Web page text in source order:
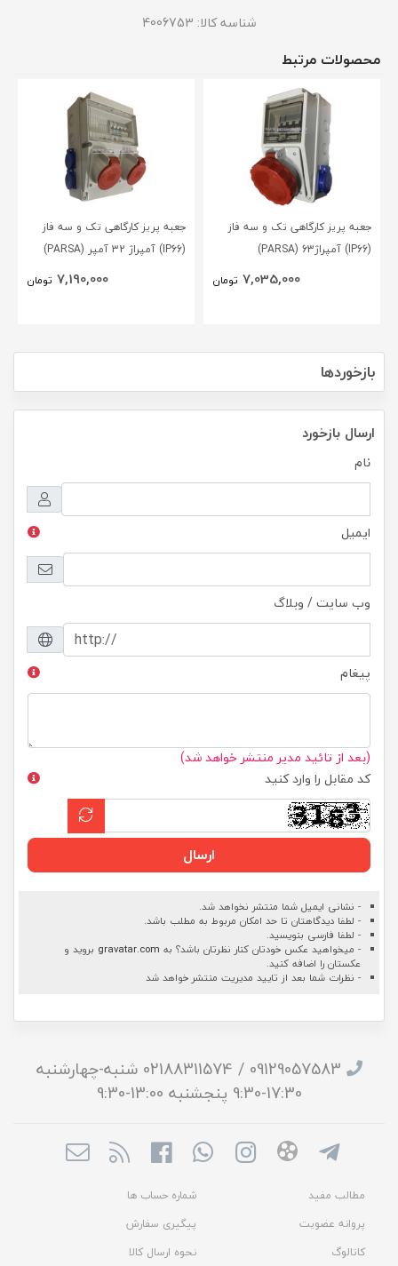
شناسه کالا: 4006753
محصولات مرتبط
جعبه پریز کارگاهی تک و سه فاز
(IP66) آمپراژ63 (PARSA)
7,035,000 تومان
جعبه پریز کارگاهی تک و سه فاز
(IP66) آمپراژ 32 آمپر (PARSA)
7,190,000 تومان
بازخوردها
ارسال بازخورد
نام
ایمیل
وب سایت / وبلاگ
پیغام
(بعد از تائید مدیر منتشر خواهد شد)
کد مقابل را وارد کنید
ارسال
- نشانی ایمیل شما منتشر نخواهد شد.
- لطفا دیدگاهتان تا حد امکان مربوط به مطلب باشد.
- لطفا فارسی بنویسید.
- میخواهید عکس خودتان کنار نظرتان باشد؟ به gravatar.com بروید و
عکستان را اضافه کنید.
- نظرات شما بعد از تایید مدیریت منتشر خواهد شد
09129057583 / 02188311574 شنبه-چهارشنبه
17:30-9:30 پنجشنبه 13:00-9:30
مطالب مفید
شماره حساب ها
پروانه عضویت
پیگیری سفارش
کاتالوگ
نحوه ارسال کالا